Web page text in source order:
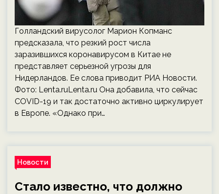
Голландский вирусолог Марион Копманс
предсказала, что резкий рост числа
заразившихся коронавирусом в Китае не
представляет серьезной угрозы для
Нидерландов. Ее слова приводит РИА Новости.
Фото: Lenta.ruLenta.ru Она добавила, что сейчас
COVID-19 и так достаточно активно циркулирует
в Европе. «Однако при…
Новости
Стало известно, что должно